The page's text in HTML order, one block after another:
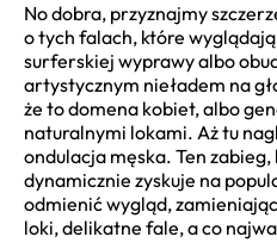
No dobra, przyznajmy
o tych falach, które
surferskiej wyprawy albo
artystycznym nieładem na
że to domena kobiet, albo
naturalnymi lokami. Aż tu
ondulacja męska. Ten
dynamicznie zyskuje na
odmienić wygląd,
loki, delikatne fale, a co